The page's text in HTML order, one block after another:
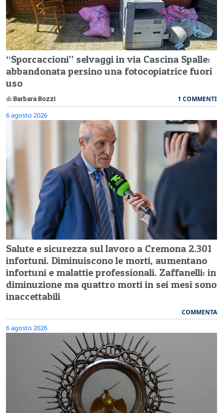
“Sporcaccioni” selvaggi in via Cascina Spalle:
abbandonata persino una fotocopiatrice fuori
uso
di Barbara Bozzi 1 COMMENTI
6 agosto 2026
Salute e sicurezza sul lavoro a Cremona 2.301
infortuni. Diminuiscono le morti, aumentano
infortuni e malattie professionali. Zaffanelli: in
diminuzione ma quattro morti in sei mesi sono
inaccettabili
COMMENTA
6 agosto 2026